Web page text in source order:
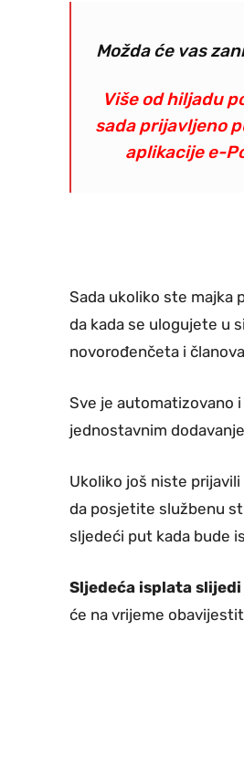
Možda će vas
Više od hiljadu
sada prijavljeno
aplikacije e-
Sada ukoliko ste majka
da kada se ulogujete u
novorođenčeta i
Sve je automatizovano
jednostavnim
Ukoliko još niste
da posjetite službenu
sljedeći put kada bude
Sljedeća isplata
će na vrijeme